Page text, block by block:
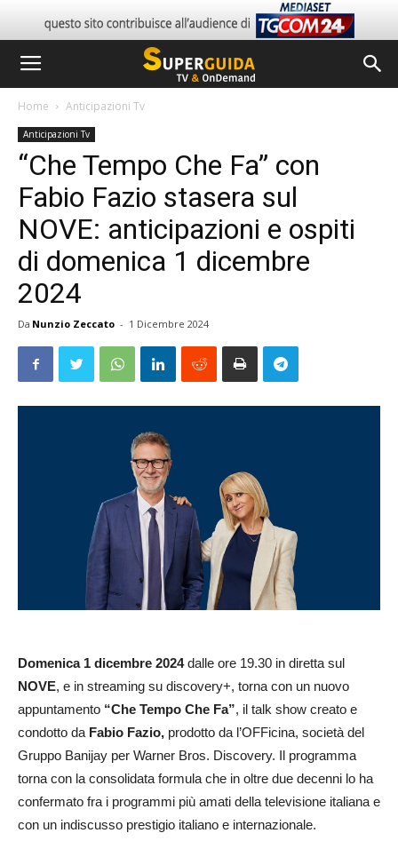
Home Anticipazioni Tv
Anticipazioni Tv
“Che Tempo Che Fa” con
Fabio Fazio stasera sul
NOVE: anticipazioni e ospiti
di domenica 1 dicembre
2024
Da Nunzio Zeccato - 1 Dicembre 2024
Domenica 1 dicembre 2024dalle ore 19.30 in diretta sul
NOVE, e in streaming su discovery+, torna con un nuovo
appuntamento “Che Tempo Che Fa”, il talk show creato e
condotto da Fabio Fazio, prodotto da l’OFFicina, società del
Gruppo Banijay per Warner Bros. Discovery. Il programma
torna con la consolidata formula che in oltre due decenni lo ha
confermato fra i programmi più amati della televisione italiana e
con un indiscusso prestigio italiano e internazionale.